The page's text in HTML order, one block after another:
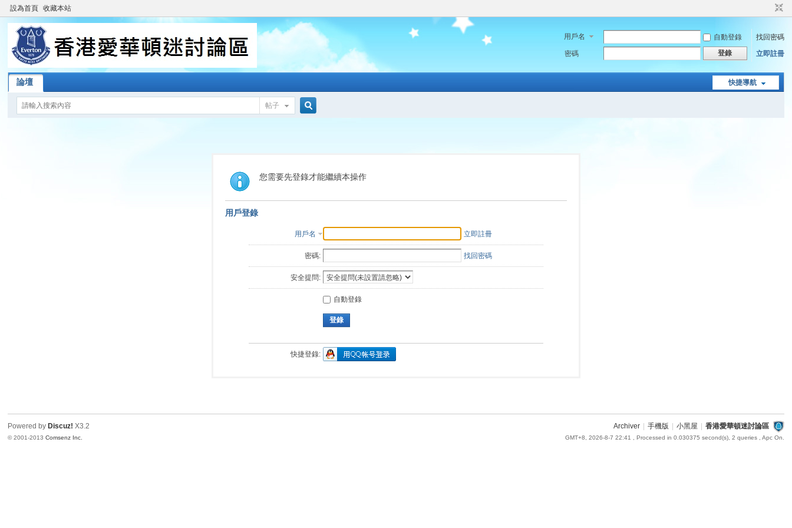
設為首頁 收藏本站
用戶名 自動登錄
找回密碼
密碼
登錄 立即註冊
快捷導航
論壇
帖子
索
您需要先登錄才能繼續本操作
用戶登錄
用戶名 立即註冊
密碼: 找回密碼
安全提問:
自動登錄
登錄
快捷登錄:
Archiver 手機版 小黑屋 香港愛華頓迷討論區
GMT+8, 2026-8-7 22:41 , Processed in 0.030375 second(s), 2 queries , Apc On.
Powered by Discuz! X3.2
© 2001-2013Comsenz Inc.